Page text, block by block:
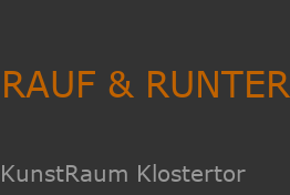
KunstRaum Klostertor
RAUF &